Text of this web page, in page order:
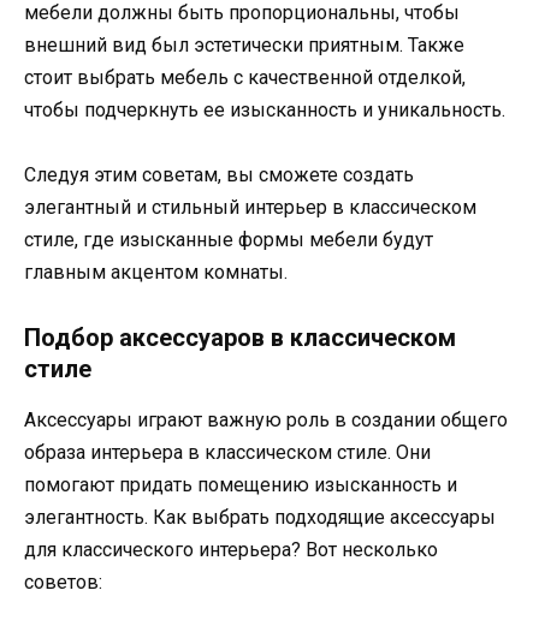
мебели должны быть пропорциональны, чтобы
внешний вид был эстетически приятным. Также
стоит выбрать мебель с качественной отделкой,
чтобы подчеркнуть ее изысканность и уникальность.
Следуя этим советам, вы сможете создать
элегантный и стильный интерьер в классическом
стиле, где изысканные формы мебели будут
главным акцентом комнаты.
Подбор аксессуаров в классическом
стиле
Аксессуары играют важную роль в создании общего
образа интерьера в классическом стиле. Они
помогают придать помещению изысканность и
элегантность. Как выбрать подходящие аксессуары
для классического интерьера? Вот несколько
советов: